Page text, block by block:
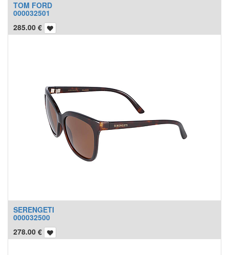
TOM FORD
000032501
285.00 €
SERENGETI
000032500
278.00 €